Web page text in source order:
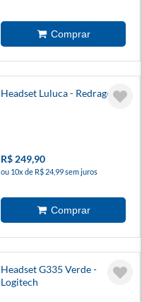
Headset Luluca - Redragon
R$ 249,90
ou 10x de R$ 24,99 sem juros
Headset G335 Verde -
Logitech